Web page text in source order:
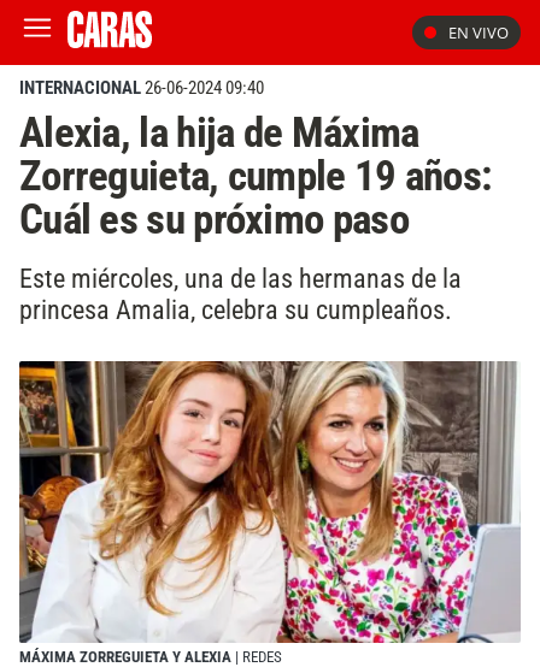
EN VIVO
INTERNACIONAL26-06-2024 09:40
Alexia, la hija de Máxima
Zorreguieta, cumple 19 años:
Cuál es su próximo paso
Este miércoles, una de las hermanas de la
princesa Amalia, celebra su cumpleaños.
MÁXIMA ZORREGUIETA Y ALEXIA | REDES